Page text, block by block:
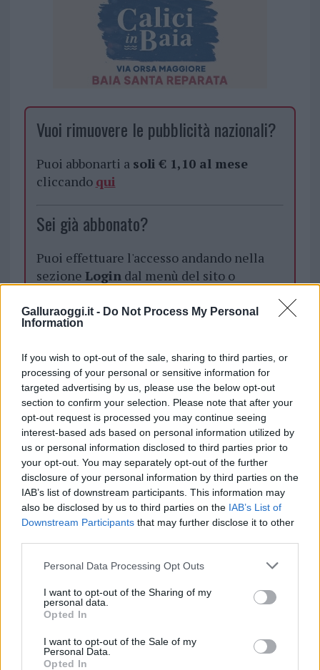
Galluraoggi.it - Do Not Process My Personal
Information
If you wish to opt-out of the sale, sharing to third parties, or
processing of your personal or sensitive information for
targeted advertising by us, please use the below opt-out
section to confirm your selection. Please note that after your
opt-out request is processed you may continue seeing
interest-based ads based on personal information utilized by
us or personal information disclosed to third parties prior to
your opt-out. You may separately opt-out of the further
disclosure of your personal information by third parties on the
IAB’s list of downstream participants. This information may
also be disclosed by us to third parties on the IAB’s List of
Downstream Participants that may further disclose it to other
Please note that this website/app uses one or more Google
not limited to your visit or usage behaviour. You may click to
grant or deny consent to Google and its third-party tags to
use your data for below specified purposes in below Google
consent section.
Personal Data Processing Opt Outs
I want to opt-out of the Sharing of my
personal data.
Opted In
I want to opt-out of the Sale of my
Personal Data.
Opted In
Vuoi rimuovere le pubblicità nazionali?
Puoi abbonarti a soli € 1,10 al mese
cliccando qui
Sei già abbonato?
Puoi effettuare l'accesso andando nella
sezione Logindal menù del sito o
Notizie Gallura
Notizie Sardegna
Inviaci le tue segnalazioni,
i tuoi video e le tue foto
Su WhatsApp al numero +39
345 356 7512
Notizie in tempo reale?
Entra nel canale telegram di
GalluraOggi.it
Ricevi le nostre ultime news